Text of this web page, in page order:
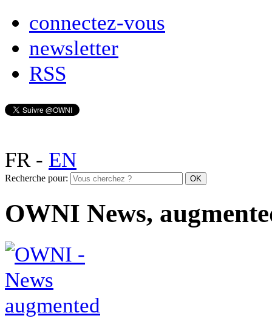
connectez-vous
newsletter
RSS
FR- EN
Recherche pour:
OWNI News,